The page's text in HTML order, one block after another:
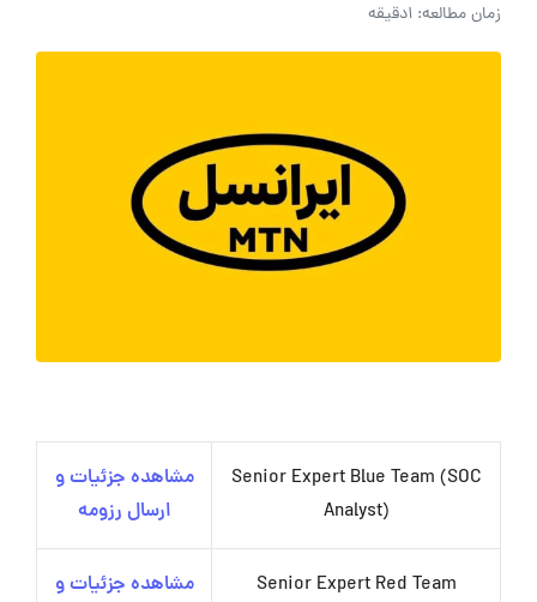
زمان مطالعه: 1دقیقه
Senior Expert Blue Team (SOC
Analyst)
مشاهده جزئیات و
ارسال رزومه
Senior Expert Red Team
مشاهده جزئیات و